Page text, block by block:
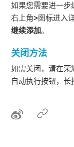
如果您需要进一步
右上角>图标进入
继续添加。
关闭方法
如需关闭，请在荣
自动执行按钮，长